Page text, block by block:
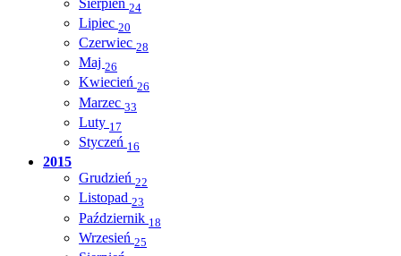
24
Lipiec 20
Czerwiec 28
Maj 26
Kwiecień 26
Marzec 33
Luty 17
Styczeń 16
2015
Grudzień 22
Listopad 23
Październik 18
Wrzesień 25